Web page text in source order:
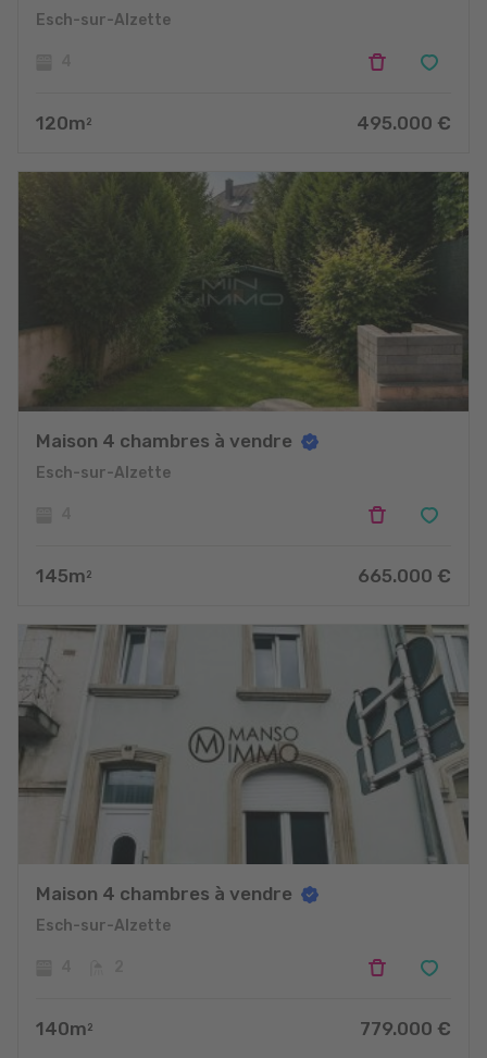
Esch-sur-Alzette
120m 2 495.000 €
Maison 4 chambres à vendre
Esch-sur-Alzette
145m 2 665.000 €
Maison 4 chambres à vendre
Esch-sur-Alzette
140m 2 779.000 €